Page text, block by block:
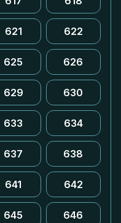
621 622
625 626
629 630
633 634
637 638
641 642
645 646